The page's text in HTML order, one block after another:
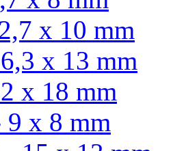
x 10 mm
x 13 mm
x 18 mm
x 8 mm